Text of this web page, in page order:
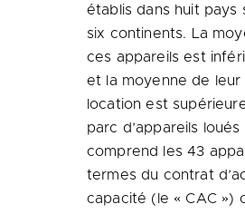
établis dans huit pays
six continents. La
ces appareils est
et la moyenne de leur
location est
parc d’appareils
comprend les 43
termes du contrat
capacité (le « CAC »)